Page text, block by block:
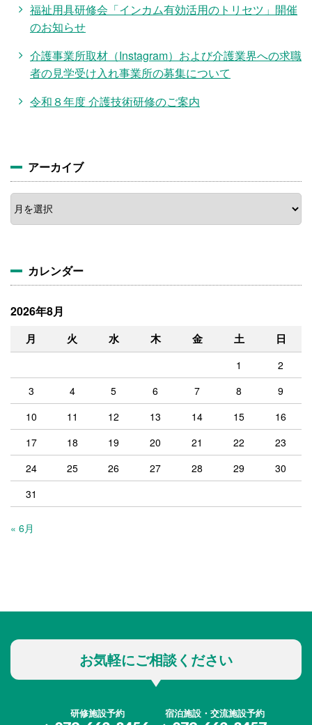
福祉用具研修会「インカム有効活用のトリセツ」開催
のお知らせ
介護事業所取材（Instagram）および介護業界への求職
者の見学受け入れ事業所の募集について
令和８年度 介護技術研修のご案内
アーカイブ
ア
ー
カ
カレンダー
2026年8月
月 火 水 木 金 土 日
1
2
3
4 5 6 7 8
9
10
11 12 13 14 15
16
17
18 19 20 21 22
23
24
25 26 27 28 29
30
31
« 6月
お気軽にご相談ください
研修施設予約 宿泊施設・交流施設予約